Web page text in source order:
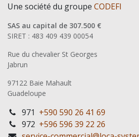
Une société du groupe CODEFI
SAS au capital de 307.500 €
SIRET : 483 409 439 00054
Rue du chevalier St Georges
Jabrun
97122 Baie Mahault
Guadeloupe
971 +590 590 26 41 69
972 +596 596 39 22 26